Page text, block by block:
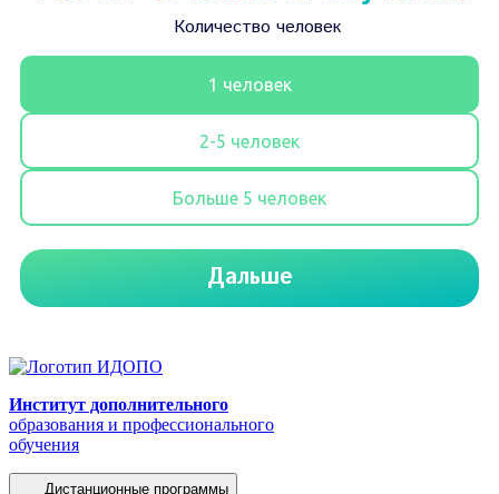
Институт дополнительного
образования и профессионального
обучения
Дистанционные программы